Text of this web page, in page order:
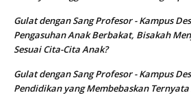
Gulat dengan Sang Profesor - Kampus
Pengasuhan Anak Berbakat, Bisakah
Sesuai Cita-Cita Anak?
Gulat dengan Sang Profesor - Kampus
Pendidikan yang Membebaskan